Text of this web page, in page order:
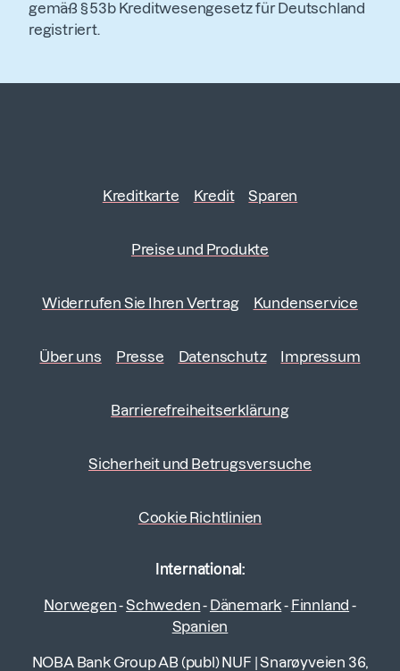
gemäß § 53b Kreditwesengesetz für Deutschland
registriert.
Kreditkarte Kredit Sparen
Preise und Produkte
Widerrufen Sie Ihren Vertrag Kundenservice
Über uns Presse Datenschutz Impressum
Barrierefreiheitserklärung
Sicherheit und Betrugsversuche
Cookie Richtlinien
International:
Norwegen-Schweden- Dänemark- Finnland -
Spanien
NOBA Bank Group AB (publ) NUF |Snarøyveien 36,